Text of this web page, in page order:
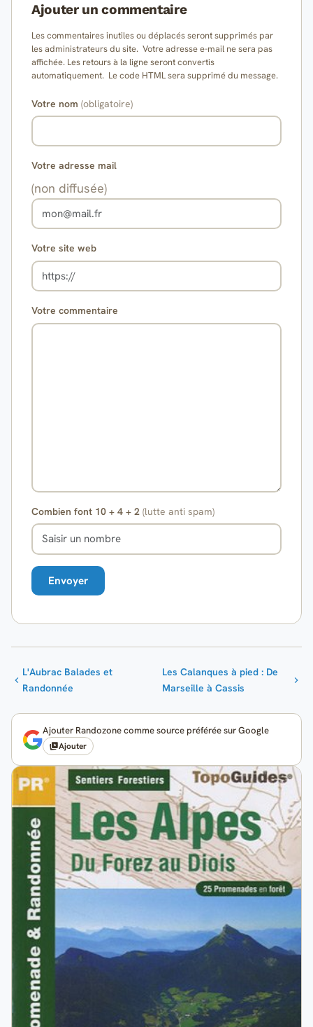
Ajouter un commentaire
Les commentaires inutiles ou déplacés seront supprimés par
les administrateurs du site. Votre adresse e-mail ne sera pas
affichée. Les retours à la ligne seront convertis
automatiquement. Le code HTML sera supprimé du message.
Votre nom (obligatoire)
Votre adresse mail
(non diffusée)
Votre site web
Votre commentaire
Combien font 10 + 4 + 2 (lutte anti spam)
L'Aubrac Balades et
Randonnée
Les Calanques à pied : De
Marseille à Cassis
Ajouter Randozone comme source préférée sur Google
Ajouter